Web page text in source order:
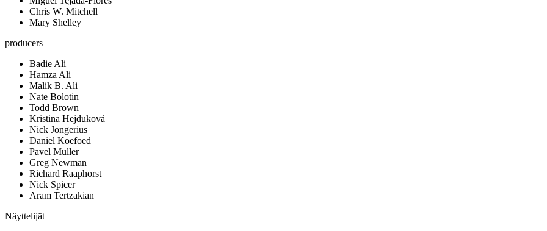
Chris W. Mitchell
Mary Shelley
producers
Badie Ali
Hamza Ali
Malik B. Ali
Nate Bolotin
Todd Brown
Kristina Hejduková
Nick Jongerius
Daniel Koefoed
Pavel Muller
Greg Newman
Richard Raaphorst
Nick Spicer
Aram Tertzakian
Näyttelijät